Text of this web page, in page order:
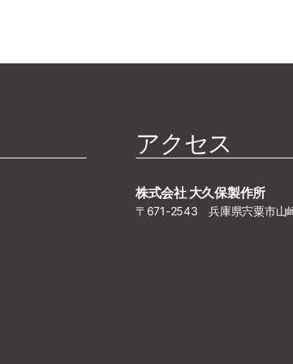
アクセス
株式会社 大久保製作所
〒671-2543 兵庫県宍粟市山